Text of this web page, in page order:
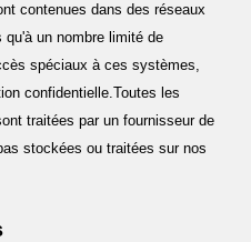
contenues dans des réseaux
un nombre limité de
spéciaux à ces systèmes,
confidentielle.Toutes les
traitées par un fournisseur de
stockées ou traitées sur nos